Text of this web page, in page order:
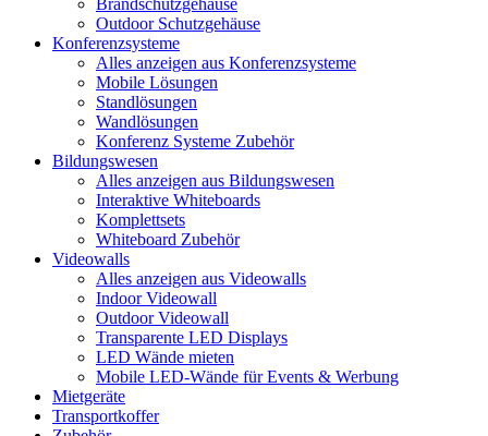
Brandschutzgehäuse
Outdoor Schutzgehäuse
Konferenzsysteme
Alles anzeigen aus Konferenzsysteme
Mobile Lösungen
Standlösungen
Wandlösungen
Konferenz Systeme Zubehör
Bildungswesen
Alles anzeigen aus Bildungswesen
Interaktive Whiteboards
Komplettsets
Whiteboard Zubehör
Videowalls
Alles anzeigen aus Videowalls
Indoor Videowall
Outdoor Videowall
Transparente LED Displays
LED Wände mieten
Mobile LED-Wände für Events & Werbung
Mietgeräte
Transportkoffer